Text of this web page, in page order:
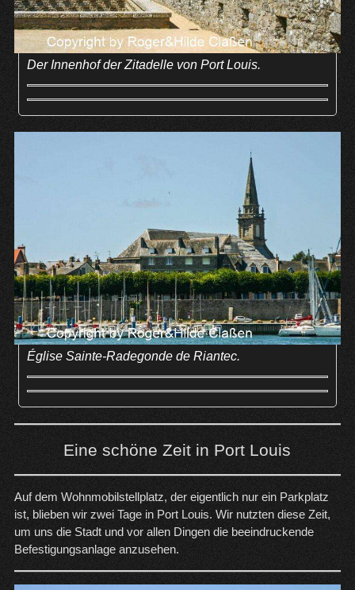
Der Innenhof der Zitadelle von Port Louis.
Église Sainte-Radegonde de Riantec.
Eine schöne Zeit in Port Louis
Auf dem Wohnmobilstellplatz, der eigentlich nur ein Parkplatz
ist, blieben wir zwei Tage in Port Louis. Wir nutzten diese Zeit,
um uns die Stadt und vor allen Dingen die beeindruckende
Befestigungsanlage anzusehen.